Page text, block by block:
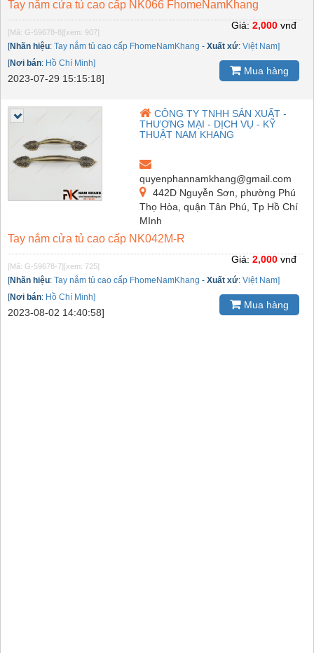
Tay nắm cửa tủ cao cấp NK066 FhomeNamKhang
[Mã: G-59678-8] [xem: 907]
[Nhãn hiệu: Tay nắm tủ cao cấp FhomeNamKhang - Xuất xứ: Việt Nam]
[Nơi bán: Hồ Chí Minh]
2023-07-29 15:15:18]
Giá: 2,000 vnđ
Mua hàng
CÔNG TY TNHH SẢN XUẤT -
THƯƠNG MẠI - DỊCH VỤ - KỸ
THUẬT NAM KHANG
quyenphannamkhang@gmail.com
442D Nguyễn Sơn, phường Phú
Thọ Hòa, quận Tân Phú, Tp Hồ Chí
MInh
Tay nắm cửa tủ cao cấp NK042M-R
[Mã: G-59678-7] [xem: 725]
[Nhãn hiệu: Tay nắm tủ cao cấp FhomeNamKhang - Xuất xứ: Việt Nam]
[Nơi bán: Hồ Chí Minh]
2023-08-02 14:40:58]
Giá: 2,000 vnđ
Mua hàng